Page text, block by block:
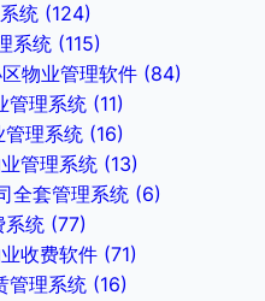
统 (124)
系统 (115)
物业管理软件 (84)
管理系统 (11)
管理系统 (16)
管理系统 (13)
全套管理系统 (6)
系统 (77)
收费软件 (71)
管理系统 (16)